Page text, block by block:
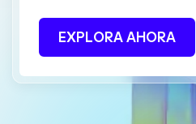
EXPLORA AHORA